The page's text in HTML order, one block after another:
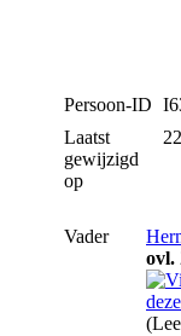
Persoon-ID
Laatst
gewijzigd
op
Vader
ovl.